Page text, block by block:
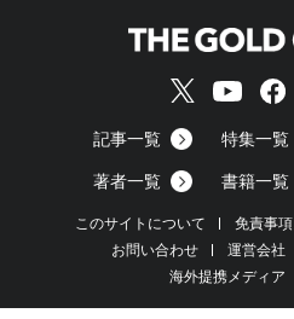
記事一覧 特集一覧
著者一覧 書籍一覧
このサイトについて 免責事項
お問い合わせ
運営会社
海外提携メディア